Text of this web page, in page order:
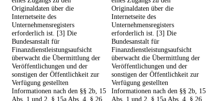
Originaldaten über die
Internetseite des
Unternehmensregisters
erforderlich ist. [3] Die
Bundesanstalt für
Finanzdienstleistungsaufsicht
überwacht die Übermittlung der
Veröffentlichungen und der
sonstigen der Öffentlichkeit zur
Verfügung gestellten
Informationen nach den §§ 2b, 15
Abs. 1 und 2, § 15a Abs. 4, § 26
Originaldaten über die
Internetseite des
Unternehmensregisters
erforderlich ist. [3] Die
Bundesanstalt für
Finanzdienstleistungsaufsicht
überwacht die Übermittlung der
Veröffentlichungen und der
sonstigen der Öffentlichkeit zur
Verfügung gestellten
Informationen nach den §§ 2b, 15
Abs. 1 und 2, § 15a Abs. 4, § 26